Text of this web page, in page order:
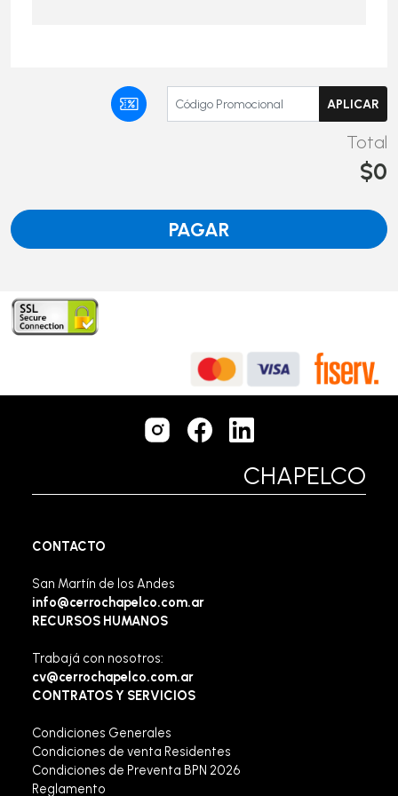
Total
$0
PAGAR
CHAPELCO
CONTACTO
San Martín de los Andes
info@cerrochapelco.com.ar
RECURSOS HUMANOS
Trabajá con nosotros:
cv@cerrochapelco.com.ar
CONTRATOS Y SERVICIOS
Condiciones Generales
Condiciones de venta Residentes
Condiciones de Preventa BPN 2026
Reglamento